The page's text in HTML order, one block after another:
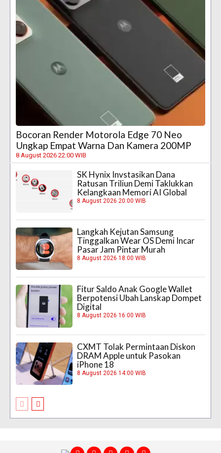
Bocoran Render Motorola Edge 70 Neo
Ungkap Empat Warna Dan Kamera 200MP
8 August 2026 22:00 WIB
SK Hynix Invstasikan Dana
Ratusan Triliun Demi Taklukkan
Kelangkaan Memori AI Global
8 August 2026 20:00 WIB
Langkah Kejutan Samsung
Tinggalkan Wear OS Demi Incar
Pasar Jam Pintar Murah
8 August 2026 18:00 WIB
Fitur Saldo Anak Google Wallet
Berpotensi Ubah Lanskap Dompet
Digital
8 August 2026 16:00 WIB
CXMT Tolak Permintaan Diskon
DRAM Apple untuk Pasokan
iPhone 18
8 August 2026 14:00 WIB